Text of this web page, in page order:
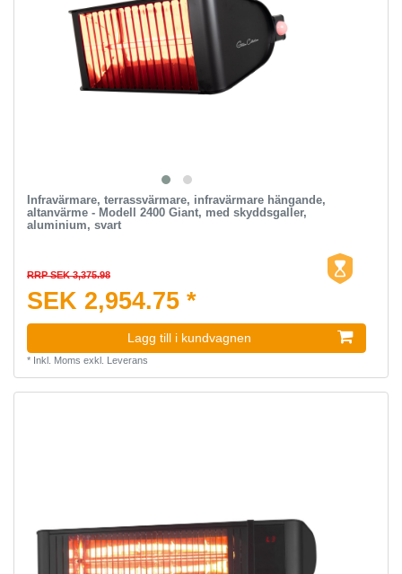
Infravärmare, terrassvärmare, infravärmare hängande,
altanvärme - Modell 2400 Giant, med skyddsgaller,
aluminium, svart
RRP SEK 3,375.98
SEK 2,954.75 *
Lagg till i kundvagnen
* Inkl. Moms exkl. Leverans